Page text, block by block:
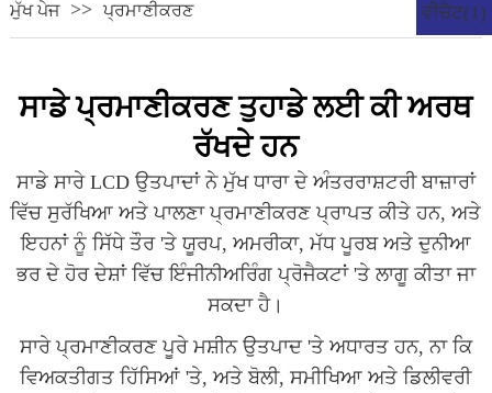
ਮੁੱਖ ਪੇਜ ਪ੍ਰਮਾਣੀਕਰਣ
ਸਾਡੇ ਪ੍ਰਮਾਣੀਕਰਣ ਤੁਹਾਡੇ ਲਈ ਕੀ ਅਰਥ
ਰੱਖਦੇ ਹਨ
ਸਾਡੇ ਸਾਰੇ LCD ਉਤਪਾਦਾਂ ਨੇ ਮੁੱਖ ਧਾਰਾ ਦੇ ਅੰਤਰਰਾਸ਼ਟਰੀ ਬਾਜ਼ਾਰਾਂ
ਵਿੱਚ ਸੁਰੱਖਿਆ ਅਤੇ ਪਾਲਣਾ ਪ੍ਰਮਾਣੀਕਰਣ ਪ੍ਰਾਪਤ ਕੀਤੇ ਹਨ, ਅਤੇ
ਇਹਨਾਂ ਨੂੰ ਸਿੱਧੇ ਤੌਰ 'ਤੇ ਯੂਰਪ, ਅਮਰੀਕਾ, ਮੱਧ ਪੂਰਬ ਅਤੇ ਦੁਨੀਆ
ਭਰ ਦੇ ਹੋਰ ਦੇਸ਼ਾਂ ਵਿੱਚ ਇੰਜੀਨੀਅਰਿੰਗ ਪ੍ਰੋਜੈਕਟਾਂ 'ਤੇ ਲਾਗੂ ਕੀਤਾ ਜਾ
ਸਕਦਾ ਹੈ।
ਸਾਰੇ ਪ੍ਰਮਾਣੀਕਰਣ ਪੂਰੇ ਮਸ਼ੀਨ ਉਤਪਾਦ 'ਤੇ ਅਧਾਰਤ ਹਨ, ਨਾ ਕਿ
ਵਿਅਕਤੀਗਤ ਹਿੱਸਿਆਂ 'ਤੇ, ਅਤੇ ਬੋਲੀ, ਸਮੀਖਿਆ ਅਤੇ ਡਿਲੀਵਰੀ